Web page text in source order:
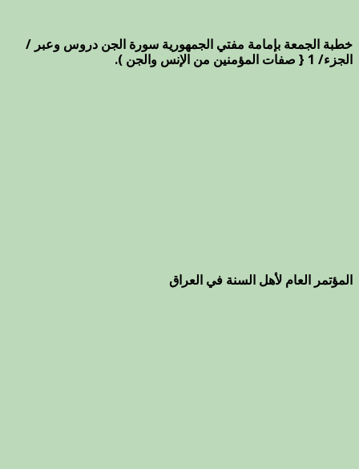
خطبة الجمعة بإمامة مفتي الجمهورية سورة الجن دروس وعبر /
الجزء/ 1 { صفات المؤمنين من الإنس والجن ).
المؤتمر العام لأهل السنة في العراق